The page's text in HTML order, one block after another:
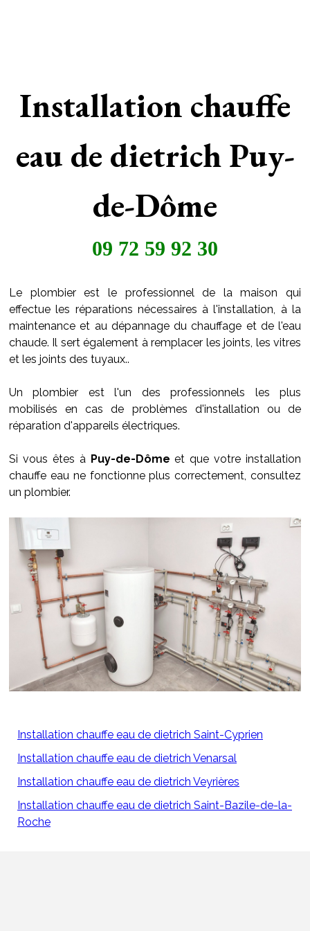
Installation chauffe
eau de dietrich Puy-
de-Dôme
09 72 59 92 30
Le plombier est le professionnel de la maison qui
effectue les réparations nécessaires à l'installation, à la
maintenance et au dépannage du chauffage et de l'eau
chaude. Il sert également à remplacer les joints, les vitres
et les joints des tuyaux..
Un plombier est l'un des professionnels les plus
mobilisés en cas de problèmes d'installation ou de
réparation d'appareils électriques.
Si vous êtes à Puy-de-Dôme et que votre installation
chauffe eau ne fonctionne plus correctement, consultez
un plombier.
Installation chauffe eau de dietrich Saint-Cyprien
Installation chauffe eau de dietrich Venarsal
Installation chauffe eau de dietrich Veyrières
Installation chauffe eau de dietrich Saint-Bazile-de-la-
Roche